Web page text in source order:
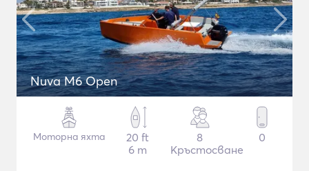
Nuva M6 Open
Моторна яхта
20 ft
6 m
8
Кръстосване
0